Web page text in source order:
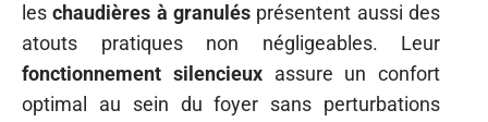
leschaudières à granulés présentent aussi des
atouts pratiques non négligeables. Leur
fonctionnement silencieuxassure un confort
optimal au sein du foyer sans perturbations